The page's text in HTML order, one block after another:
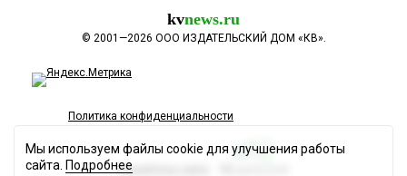
kvnews.ru
© 2001—2026 ООО ИЗДАТЕЛЬСКИЙ ДОМ «КВ».
Политика конфиденциальности
Разработка сайта
Мы используем файлы cookie для улучшения работы
сайта. Подробнее